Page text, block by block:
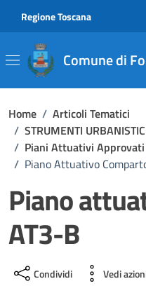
Regione Toscana
Comune di
Home / Articoli Tematici
/ STRUMENTI
/ Piani Attuativi Approvati
/ Piano Attuativo
Piano
AT3-B
Condividi Vedi